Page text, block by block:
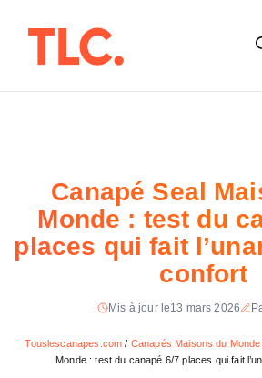
Canapé Seal
Monde : test du
places qui fait
confort
Mis à jour le13 mars 2026
Touslescanapes.com / Canapés Maisons du Monde
Monde : test du canapé 6/7 places qui fait